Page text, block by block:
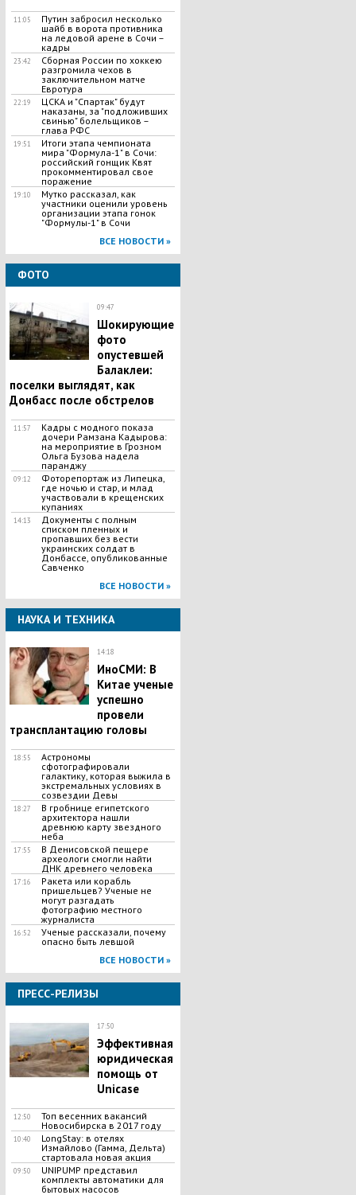
11:05
Путин забросил несколько
шайб в ворота противника
на ледовой арене в Сочи –
кадры
23:42
Сборная России по хоккею
разгромила чехов в
заключительном матче
Евротура
22:19
ЦСКА и "Спартак" будут
наказаны, за "подложивших
свинью" болельщиков –
глава РФС
19:51
Итоги этапа чемпионата
мира "Формула-1" в Сочи:
российский гонщик Квят
прокомментировал свое
поражение
19:10
Мутко рассказал, как
участники оценили уровень
организации этапа гонок
"Формулы-1" в Сочи
ВСЕ НОВОСТИ »
ФОТО
09:47
Шокирующие
фото
опустевшей
Балаклеи:
поселки выглядят, как
Донбасс после обстрелов
11:57
Кадры с модного показа
дочери Рамзана Кадырова:
на мероприятие в Грозном
Ольга Бузова надела
паранджу
09:12
Фоторепортаж из Липецка,
где ночью и стар, и млад
участвовали в крещенских
купаниях
14:13
Документы с полным
списком пленных и
пропавших без вести
украинских солдат в
Донбассе, опубликованные
Савченко
ВСЕ НОВОСТИ »
НАУКА И ТЕХНИКА
14:18
ИноСМИ: В
Китае ученые
успешно
провели
трансплантацию головы
18:55
Астрономы
сфотографировали
галактику, которая выжила в
экстремальных условиях в
созвездии Девы
18:27
В гробнице египетского
архитектора нашли
древнюю карту звездного
неба
17:55
В Денисовской пещере
археологи смогли найти
ДНК древнего человека
17:16
Ракета или корабль
пришельцев? Ученые не
могут разгадать
фотографию местного
журналиста
16:52
Ученые рассказали, почему
опасно быть левшой
ВСЕ НОВОСТИ »
ПРЕСС-РЕЛИЗЫ
17:50
Эффективная
юридическая
помощь от
Unicase
12:50
Топ весенних вакансий
Новосибирска в 2017 году
10:40
LongStay: в отелях
Измайлово (Гамма, Дельта)
стартовала новая акция
09:50
UNIPUMP представил
комплекты автоматики для
бытовых насосов